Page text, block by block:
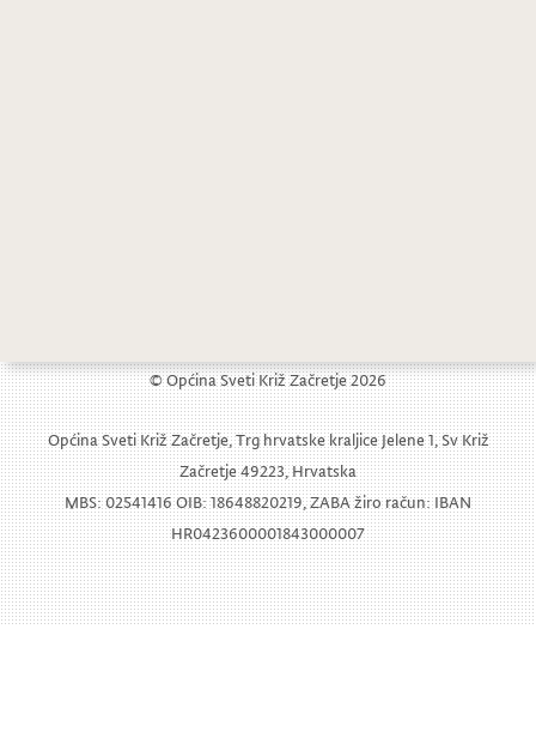
© Općina Sveti Križ Začretje 2026
Općina Sveti Križ Začretje, Trg hrvatske kraljice Jelene 1, Sv Križ
Začretje 49223, Hrvatska
MBS: 02541416 OIB: 18648820219, ZABA žiro račun: IBAN
HR0423600001843000007